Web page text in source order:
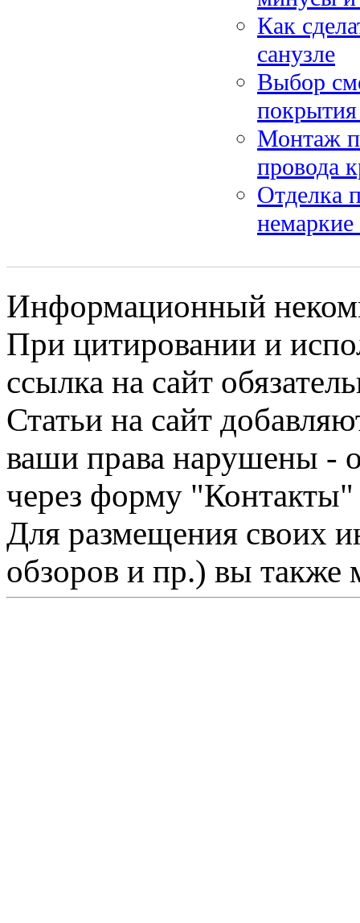
Как
санузле
Выбор
Монтаж
провода
Отделка
Информационный
При цитировании и
ссылка на сайт
Статьи на сайт
ваши права нарушены -
через форму "Контакты"
Для размещения своих
обзоров и пр.) вы также